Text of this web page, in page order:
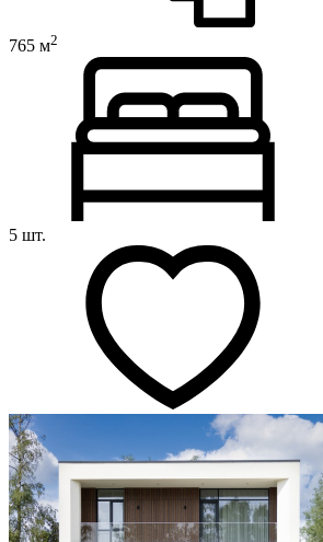
765 м2
5 шт.